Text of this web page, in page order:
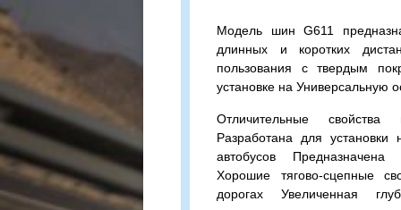
Модель шин G611
длинных и коротких
пользования с твердым
установке на Универсальную
Отличительные
Разработана для
автобусов
Хорошие тягово-сцепные
дорогах Увеличенная